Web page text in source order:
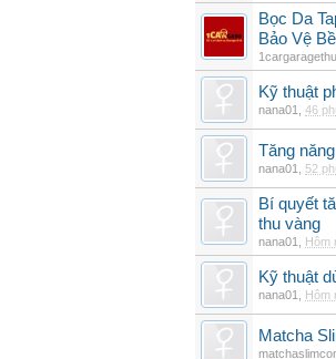
Bọc Da
Bảo Vệ
Kỹ thuật
nana01 46
Tăng
nana01 52
Bí quyết
thu vàng
nana01 Hôm
Kỹ thuật
nana01 Hôm
Matcha